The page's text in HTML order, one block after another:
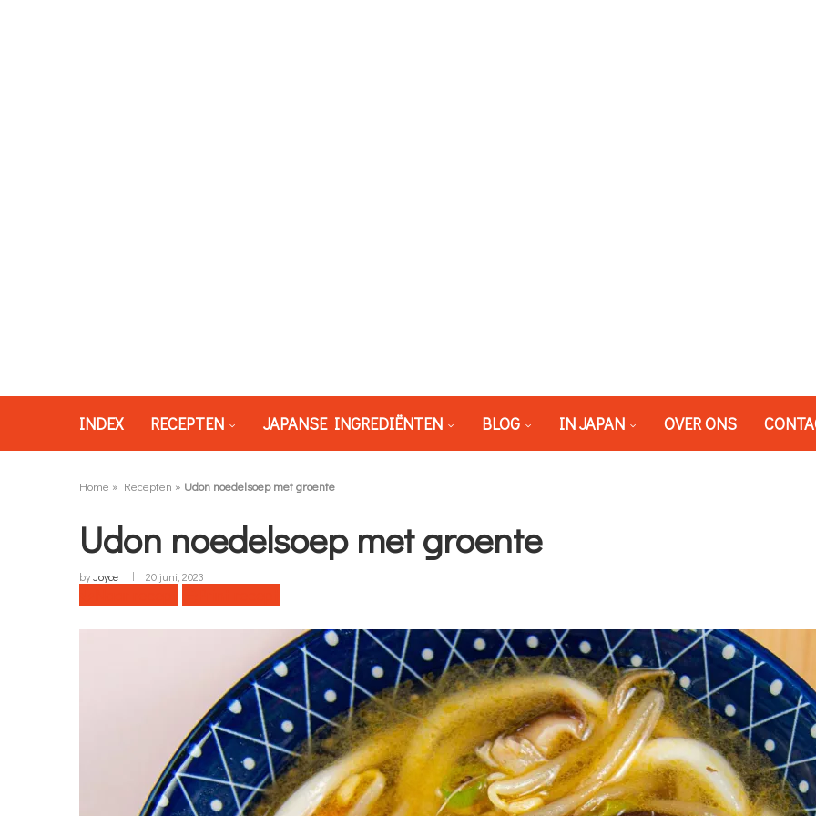
INDEX RECEPTEN JAPANSE INGREDIËNTEN BLOG IN JAPAN OVER ONS
Home » Recepten » Udon noedelsoep met groente
Udon noedelsoep met groente
byJoyce 20 juni, 2023